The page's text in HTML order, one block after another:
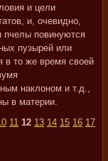
и цели
и, очевидно,
пчелы повинуются
пузырей или
в то же время своей
наклоном и т.д.,
в материи.
11 12 13 14 15 16 17